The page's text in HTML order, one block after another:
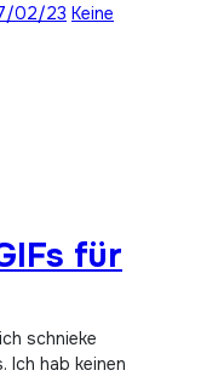
02/23 Keine
für
Ich hab keinen